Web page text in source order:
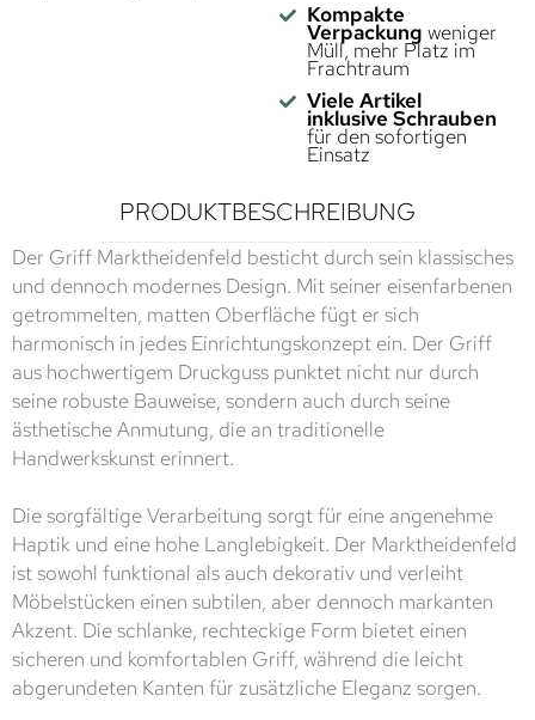
Kompakte
Verpackung weniger
Müll, mehr Platz im
Frachtraum
Viele Artikel
inklusive Schrauben
für den sofortigen
Einsatz
PRODUKTBESCHREIBUNG
Der Griff Marktheidenfeld besticht durch sein klassisches
und dennoch modernes Design. Mit seiner eisenfarbenen
getrommelten, matten Oberfläche fügt er sich
harmonisch in jedes Einrichtungskonzept ein. Der Griff
aus hochwertigem Druckguss punktet nicht nur durch
seine robuste Bauweise, sondern auch durch seine
ästhetische Anmutung, die an traditionelle
Handwerkskunst erinnert.
Die sorgfältige Verarbeitung sorgt für eine angenehme
Haptik und eine hohe Langlebigkeit. Der Marktheidenfeld
ist sowohl funktional als auch dekorativ und verleiht
Möbelstücken einen subtilen, aber dennoch markanten
Akzent. Die schlanke, rechteckige Form bietet einen
sicheren und komfortablen Griff, während die leicht
abgerundeten Kanten für zusätzliche Eleganz sorgen.